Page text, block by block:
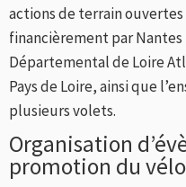
actions de terrain
financièrement par
Départemental de Loire
Pays de Loire, ainsi que
plusieurs volets.
Organisation
promotion du